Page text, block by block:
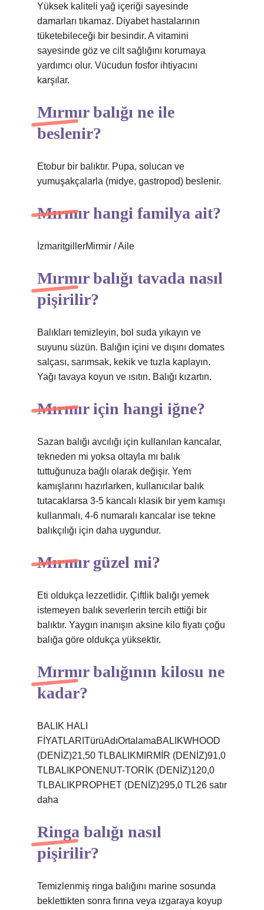
Yüksek kaliteli yağ içeriği sayesinde
damarları tıkamaz. Diyabet hastalarının
tüketebileceği bir besindir. A vitamini
sayesinde göz ve cilt sağlığını korumaya
yardımcı olur. Vücudun fosfor ihtiyacını
karşılar.
Mırmır balığı ne ile
beslenir?
Etobur bir balıktır. Pupa, solucan ve
yumuşakçalarla (midye, gastropod) beslenir.
Mırmır hangi familya ait?
İzmaritgillerMirmir / Aile
Mırmır balığı tavada nasıl
pişirilir?
Balıkları temizleyin, bol suda yıkayın ve
suyunu süzün. Balığın içini ve dışını domates
salçası, sarımsak, kekik ve tuzla kaplayın.
Yağı tavaya koyun ve ısıtın. Balığı kızartın.
Mırmır için hangi iğne?
Sazan balığı avcılığı için kullanılan kancalar,
tekneden mi yoksa oltayla mı balık
tuttuğunuza bağlı olarak değişir. Yem
kamışlarını hazırlarken, kullanıcılar balık
tutacaklarsa 3-5 kancalı klasik bir yem kamışı
kullanmalı, 4-6 numaralı kancalar ise tekne
balıkçılığı için daha uygundur.
Mırmır güzel mi?
Eti oldukça lezzetlidir. Çiftlik balığı yemek
istemeyen balık severlerin tercih ettiği bir
balıktır. Yaygın inanışın aksine kilo fiyatı çoğu
balığa göre oldukça yüksektir.
Mırmır balığının kilosu ne
kadar?
BALIK HALI
FİYATLARITürüAdıOrtalamaBALIKWHOOD
(DENİZ)21,50 TLBALIKMIRMİR (DENİZ)91,0
TLBALIKPONENUT-TORİK (DENİZ)120,0
TLBALIKPROPHET (DENİZ)295,0 TL26 satır
daha
Ringa balığı nasıl
pişirilir?
Temizlenmiş ringa balığını marine sosunda
beklettikten sonra fırına veya ızgaraya koyup